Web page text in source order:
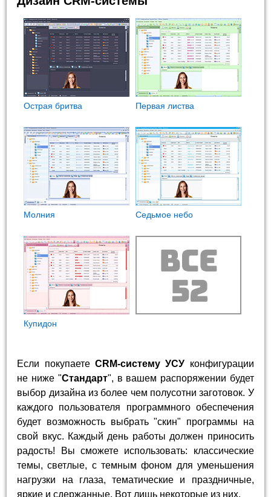
Острая бритва Первая листва
Молния Седьмое небо
Купидон
Если покупаете CRM-систему УСУ конфигурации
не ниже "Стандарт", в вашем распоряжении будет
выбор дизайна из более чем полусотни заготовок. У
каждого пользователя программного обеспечения
будет возможность выбрать "скин" программы на
свой вкус. Каждый день работы должен приносить
радость! Вы сможете использовать: классические
темы, светлые, с темным фоном для уменьшения
нагрузки на глаза, тематические и праздничные,
яркие и сдержанные. Вот лишь некоторые из них.